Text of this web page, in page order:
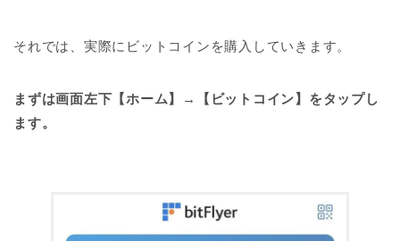
それでは、実際にビットコインを購入していきます。
まずは画面左下【ホーム】→【ビットコイン】をタップし
ます。